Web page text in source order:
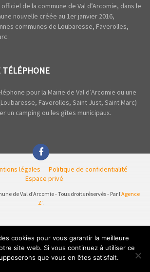
de la commune de Val d’Arcomie, dans le
nouvelle créée au 1er janvier 2016,
communes de Loubaresse, Faverolles,
TÉLÉPHONE
pour la Mairie de Val d’Arcomie ou une
Faverolles, Saint Just, Saint Marc)
un camping ou les gîtes municipaux.
légales
Politique de confidentialité
Espace privé
de Val d'Arcomie - Tous droits réservés - Par l'Agence
Z'.
cookies pour vous garantir la meilleure
site web. Si vous continuez à utiliser ce
que vous en êtes satisfait.